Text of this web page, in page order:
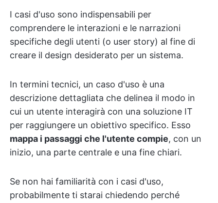
I casi d'uso sono indispensabili per
comprendere le interazioni e le narrazioni
specifiche degli utenti (o user story) al fine di
creare il design desiderato per un sistema.
In termini tecnici, un caso d'uso è una
descrizione dettagliata che delinea il modo in
cui un utente interagirà con una soluzione IT
per raggiungere un obiettivo specifico. Esso
mappa i passaggi che l'utente compie, con un
inizio, una parte centrale e una fine chiari.
Se non hai familiarità con i casi d'uso,
probabilmente ti starai chiedendo perché